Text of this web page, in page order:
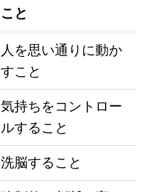
こと
人を思い通りに動か
すこと
気持ちをコントロー
ルすること
洗脳すること